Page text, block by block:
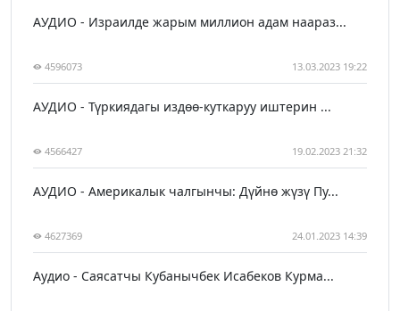
АУДИО - Израилде жарым миллион адам наараз...
4596073 13.03.2023 19:22
АУДИО - Түркиядагы издөө-куткаруу иштерин ...
4566427 19.02.2023 21:32
АУДИО - Америкалык чалгынчы: Дүйнө жүзү Пу...
4627369 24.01.2023 14:39
Аудио - Саясатчы Кубанычбек Исабеков Курма...